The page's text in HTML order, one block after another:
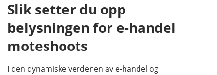
Slik setter du opp
belysningen for e-handel
moteshoots
I den dynamiske verdenen av e-handel og